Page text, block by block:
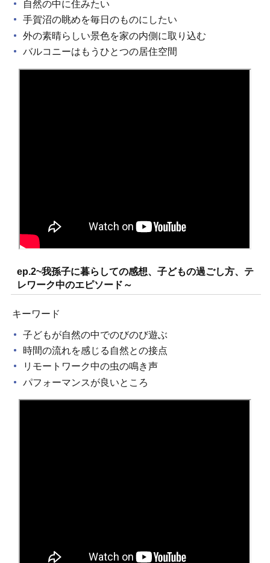
自然の中に住みたい
手賀沼の眺めを毎日のものにしたい
外の素晴らしい景色を家の内側に取り込む
バルコニーはもうひとつの居住空間
ep.2~我孫子に暮らしての感想、子どもの過ごし方、テ
レワーク中のエピソード～
キーワード
子どもが自然の中でのびのび遊ぶ
時間の流れを感じる自然との接点
リモートワーク中の虫の鳴き声
パフォーマンスが良いところ